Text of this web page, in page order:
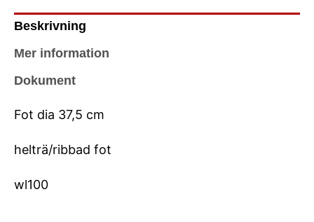
Beskrivning
Mer information
Dokument
Fot dia 37,5 cm
helträ/ribbad fot
wl100